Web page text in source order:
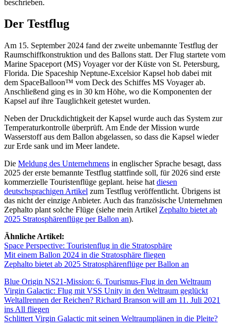
beschrieben.
Der Testflug
Am 15. September 2024 fand der zweite unbemannte Testflug der
Raumschiffkonstruktion und des Ballons statt. Der Flug startete vom
Marine Spaceport (MS) Voyager vor der Küste von St. Petersburg,
Florida. Die Spaceship Neptune-Excelsior Kapsel hob dabei mit
dem SpaceBalloon™ vom Deck des Schiffes MS Voyager ab.
Anschließend ging es in 30 km Höhe, wo die Komponenten der
Kapsel auf ihre Tauglichkeit getestet wurden.
Neben der Druckdichtigkeit der Kapsel wurde auch das System zur
Temperaturkontrolle überprüft. Am Ende der Mission wurde
Wasserstoff aus dem Ballon abgelassen, so dass die Kapsel wieder
zur Erde sank und im Meer landete.
Die Meldung des Unternehmens in englischer Sprache besagt, dass
2025 der erste bemannte Testflug stattfinde soll, für 2026 sind erste
kommerzielle Touristenflüge geplant. heise hat diesen
deutschsprachigen Artikel zum Testflug veröffentlicht. Übrigens ist
das nicht der einzige Anbieter. Auch das französische Unternehmen
Zephalto plant solche Flüge (siehe mein Artikel Zephalto bietet ab
2025 Stratosphärenflüge per Ballon an).
Ähnliche Artikel:
Space Perspective: Touristenflug in die Stratosphäre
Mit einem Ballon 2024 in die Stratosphäre fliegen
Zephalto bietet ab 2025 Stratosphärenflüge per Ballon an
Blue Origin NS21-Mission: 6. Tourismus-Flug in den Weltraum
Virgin Galactic: Flug mit VSS Unity in den Weltraum geglückt
Weltallrennen der Reichen? Richard Branson will am 11. Juli 2021
ins All fliegen
Schlittert Virgin Galactic mit seinen Weltraumplänen in die Pleite?